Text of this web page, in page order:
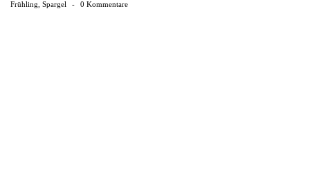
Frühling Spargel - 0 Kommentare